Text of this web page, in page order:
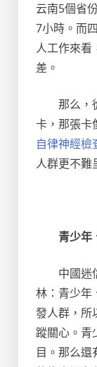
云南5個省
7小時。而
人工作來看
差。
那么，
卡，那張卡
自律神經檢
人群更不難
青少年
中國迷
林：青少年
發人群，所
蹤關心。青
目。那么還